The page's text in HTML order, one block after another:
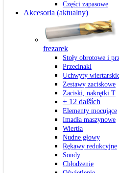
Części zapasowe
Akcesoria (aktualny)
frezarek
Stoły obrotowe i
Przecinaki
Uchwyty
Zestawy zaciskowe
Zaciski, nakrętki T
+ 12 dalších
Elementy mocujące
Imadła maszynowe
Wiertła
Nudne głowy
Rękawy redukcyjne
Sondy
Chłodzenie